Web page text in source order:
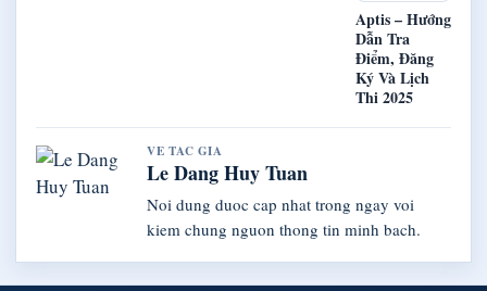
Aptis – Hướng
Dẫn Tra
Điểm, Đăng
Ký Và Lịch
Thi 2025
VE TAC GIA
Le Dang Huy Tuan
Noi dung duoc cap nhat trong ngay voi
kiem chung nguon thong tin minh bach.